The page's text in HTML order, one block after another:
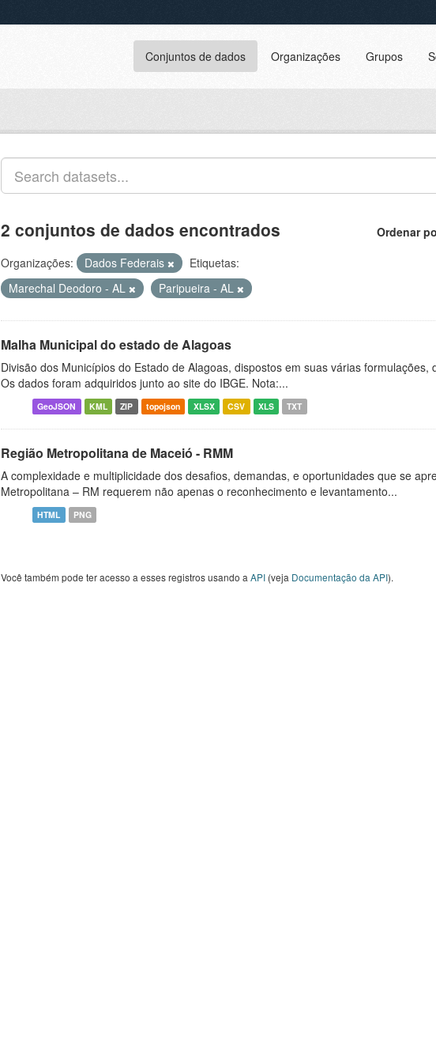
Conjuntos de dados Organizações Grupos
Ordenar
2 conjuntos de dados encontrados
Organizações: Dados Federais
Etiquetas:
Marechal Deodoro - AL
Paripueira - AL
Malha Municipal do estado de Alagoas
Divisão dos Municípios do Estado de Alagoas, dispostos em suas várias
Os dados foram adquiridos junto ao site do IBGE. Nota:...
GeoJSON KML ZIP topojson XLSX CSV XLS TXT
Região Metropolitana de Maceió - RMM
A complexidade e multiplicidade dos desafios, demandas, e oportunidades que se
Metropolitana – RM requerem não apenas o reconhecimento e levantamento...
HTML PNG
Você também pode ter acesso a esses registros usando a API (veja Documentação da API).